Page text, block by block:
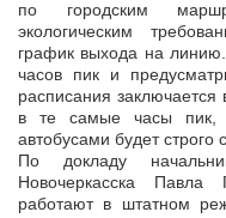
по городским
экологическим
график выхода на
часов пик и
расписания заключается
в те самые часы пик,
автобусами будет строго
По докладу
Новочеркасска Павла
работают в штатном